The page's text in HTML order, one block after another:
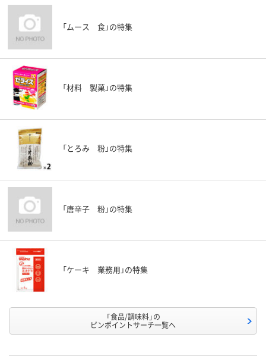
「ムース 食」の特集
「材料 製菓」の特集
「とろみ 粉」の特集
「唐辛子 粉」の特集
「ケーキ 業務用」の特集
「食品/調味料」の
ピンポイントサーチ一覧へ